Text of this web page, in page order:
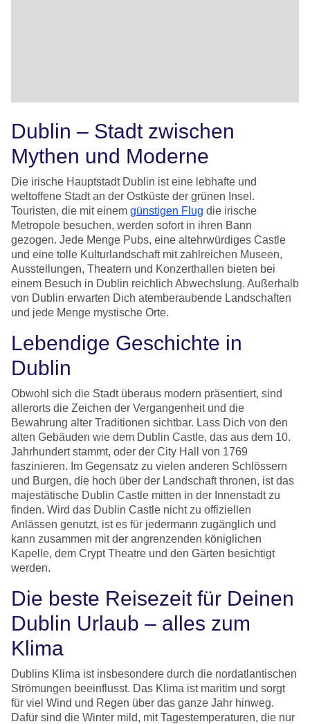
Dublin – Stadt zwischen
Mythen und Moderne
Die irische Hauptstadt Dublin ist eine lebhafte und
weltoffene Stadt an der Ostküste der grünen Insel.
Touristen, die mit einem günstigen Flug die irische
Metropole besuchen, werden sofort in ihren Bann
gezogen. Jede Menge Pubs, eine altehrwürdiges Castle
und eine tolle Kulturlandschaft mit zahlreichen Museen,
Ausstellungen, Theatern und Konzerthallen bieten bei
einem Besuch in Dublin reichlich Abwechslung. Außerhalb
von Dublin erwarten Dich atemberaubende Landschaften
und jede Menge mystische Orte.
Lebendige Geschichte in
Dublin
Obwohl sich die Stadt überaus modern präsentiert, sind
allerorts die Zeichen der Vergangenheit und die
Bewahrung alter Traditionen sichtbar. Lass Dich von den
alten Gebäuden wie dem Dublin Castle, das aus dem 10.
Jahrhundert stammt, oder der City Hall von 1769
faszinieren. Im Gegensatz zu vielen anderen Schlössern
und Burgen, die hoch über der Landschaft thronen, ist das
majestätische Dublin Castle mitten in der Innenstadt zu
finden. Wird das Dublin Castle nicht zu offiziellen
Anlässen genutzt, ist es für jedermann zugänglich und
kann zusammen mit der angrenzenden königlichen
Kapelle, dem Crypt Theatre und den Gärten besichtigt
werden.
Die beste Reisezeit für Deinen
Dublin Urlaub – alles zum
Klima
Dublins Klima ist insbesondere durch die nordatlantischen
Strömungen beeinflusst. Das Klima ist maritim und sorgt
für viel Wind und Regen über das ganze Jahr hinweg.
Dafür sind die Winter mild, mit Tagestemperaturen, die nur